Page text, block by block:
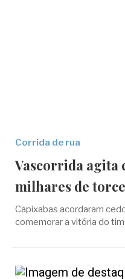
Corrida de rua
Vascorrida agita
milhares de
Capixabas acordaram
comemorar a vitória do